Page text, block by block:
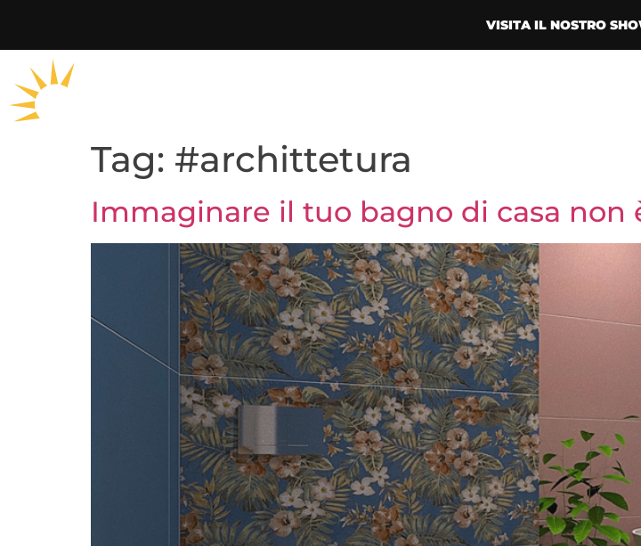
VISITA IL NOSTRO
Tag: #archittetura
Immaginare il tuo bagno di casa non